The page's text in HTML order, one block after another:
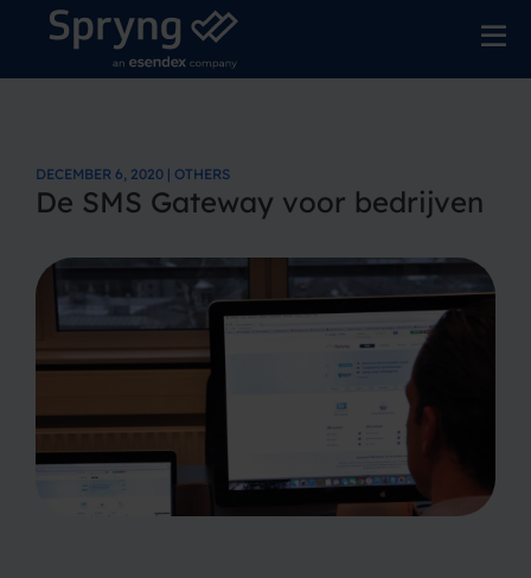
DECEMBER 6, 2020 | OTHERS
De SMS Gateway voor bedrijven